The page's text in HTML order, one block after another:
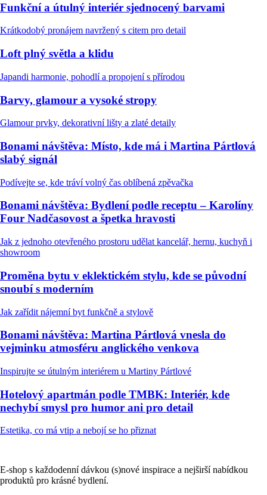
Funkční a útulný interiér sjednocený barvami
Krátkodobý pronájem navržený s citem pro detail
Loft plný světla a klidu
Japandi harmonie, pohodlí a propojení s přírodou
Barvy, glamour a vysoké stropy
Glamour prvky, dekorativní lišty a zlaté detaily
Bonami návštěva: Místo, kde má i Martina Pártlová
slabý signál
Podívejte se, kde tráví volný čas oblíbená zpěvačka
Bonami návštěva: Bydlení podle receptu – Karolíny
Four Nadčasovost a špetka hravosti
Jak z jednoho otevřeného prostoru udělat kancelář, hernu, kuchyň i
showroom
Proměna bytu v eklektickém stylu, kde se původní
snoubí s moderním
Jak zařídit nájemní byt funkčně a stylově
Bonami návštěva: Martina Pártlová vnesla do
vejminku atmosféru anglického venkova
Inspirujte se útulným interiérem u Martiny Pártlové
Hotelový apartmán podle TMBK: Interiér, kde
nechybí smysl pro humor ani pro detail
Estetika, co má vtip a nebojí se ho přiznat
E-shop s každodenní dávkou (s)nové inspirace a nejširší nabídkou
produktů pro krásné bydlení.